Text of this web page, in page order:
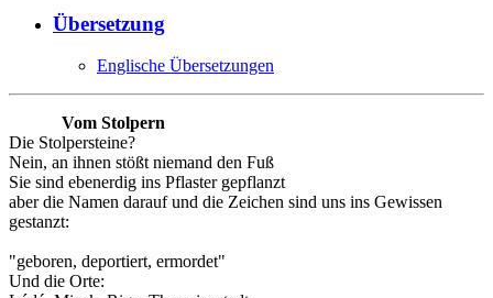
Übersetzung
Englische Übersetzungen
Vom Stolpern
Die Stolpersteine?
Nein, an ihnen stößt niemand den Fuß
Sie sind ebenerdig ins Pflaster gepflanzt
aber die Namen darauf und die Zeichen sind uns ins Gewissen
gestanzt:
"geboren, deportiert, ermordet"
Und die Orte: